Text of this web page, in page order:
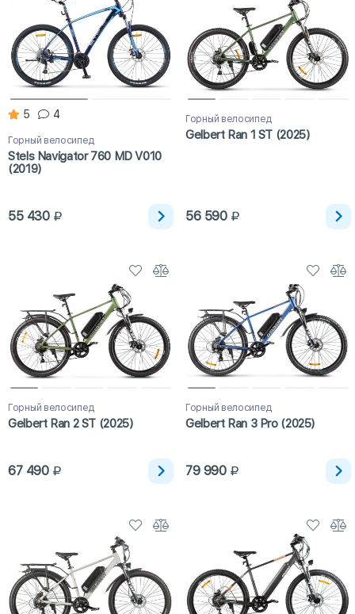
5 4
Горный велосипед
Stels Navigator 760 MD V010
(2019)
55 430
Горный велосипед
Gelbert Ran 1 ST (2025)
56 590
Горный велосипед
Gelbert Ran 2 ST (2025)
67 490
Горный велосипед
Gelbert Ran 3 Pro (2025)
79 990